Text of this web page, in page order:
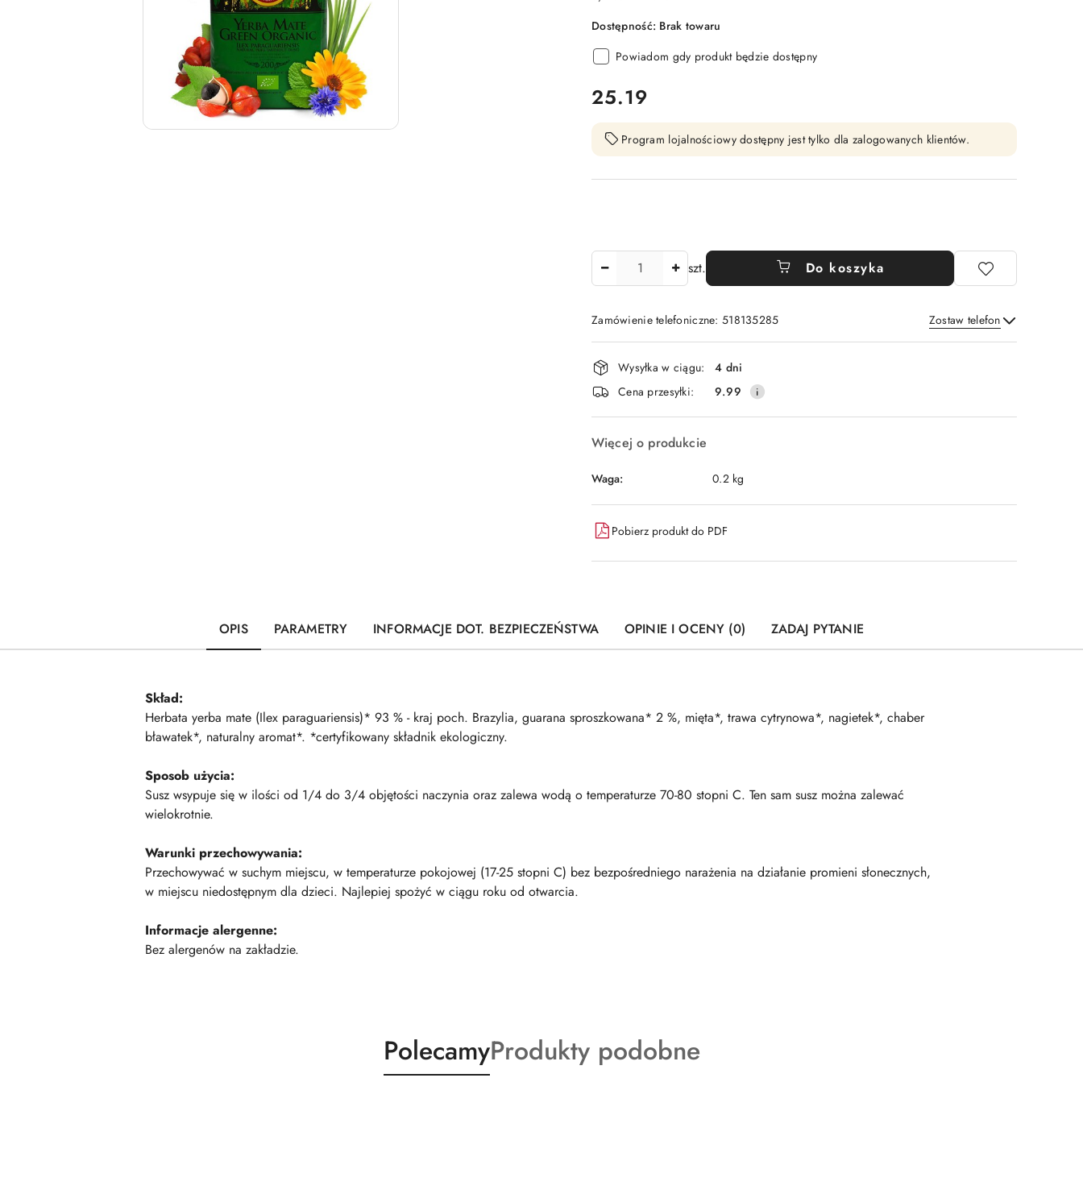
Dostępność: Brak towaru
Powiadom gdy produkt będzie dostępny
cena:
25.19
Program lojalnościowy dostępny jest tylko dla zalogowanych klientów.
szt. Do koszyka
Zamówienie telefoniczne: 518135285 Zostaw telefon
Wyślij
Dostępność
i
dostawa
Wysyłka w ciągu:
4 dni
Cena przesyłki:
9.99
Więcej o produkcie
Waga: 0.2 kg
Pobierz produkt do PDF
OPIS PARAMETRY INFORMACJE DOT. BEZPIECZEŃSTWA OPINIE I OCENY (0) ZADAJ PYTANIE
Skład:
Herbata yerba mate (Ilex paraguariensis)* 93 % - kraj poch. Brazylia, guarana sproszkowana* 2 %, mięta*, trawa cytrynowa*, nagietek*, chaber
bławatek*, naturalny aromat*. *certyfikowany składnik ekologiczny.
Sposob użycia:
Susz wsypuje się w ilości od 1/4 do 3/4 objętości naczynia oraz zalewa wodą o temperaturze 70-80 stopni C. Ten sam susz można zalewać
wielokrotnie.
Warunki przechowywania:
Przechowywać w suchym miejscu, w temperaturze pokojowej (17-25 stopni C) bez bezpośredniego narażenia na działanie promieni słonecznych,
w miejscu niedostępnym dla dzieci. Najlepiej spożyć w ciągu roku od otwarcia.
Informacje alergenne:
Bez alergenów na zakładzie.
Produkty
o
PolecamyProdukty
o
Produkty podobne